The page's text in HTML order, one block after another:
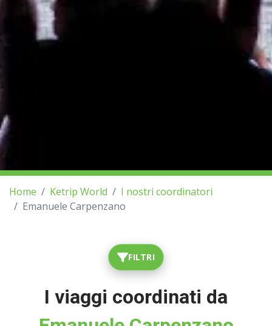
Home Ketrip World
I nostri coordinatori
Emanuele Carpenzano
FILTRI
I viaggi coordinati da